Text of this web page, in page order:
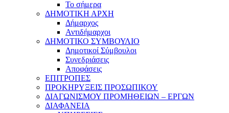
Το σήμερα
ΔΗΜΟΤΙΚΗ ΑΡΧΗ
Δήμαρχος
Αντιδήμαρχοι
ΔΗΜΟΤΙΚΟ ΣΥΜΒΟΥΛΙΟ
Δημοτικοί Σύμβουλοι
Συνεδριάσεις
Αποφάσεις
ΕΠΙΤΡΟΠΕΣ
ΠΡΟΚΗΡΥΞΕΙΣ ΠΡΟΣΩΠΙΚΟΥ
ΔΙΑΓΩΝΙΣΜΟΥ ΠΡΟΜΗΘΕΙΩΝ – ΕΡΓΩΝ
ΔΙΑΦΑΝΕΙΑ